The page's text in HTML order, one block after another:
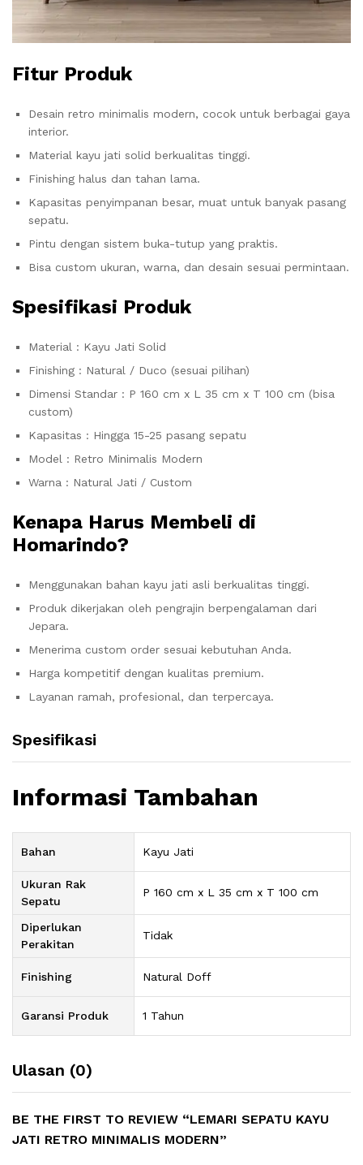
Fitur Produk
Desain retro minimalis modern, cocok untuk berbagai gaya
interior.
Material kayu jati solid berkualitas tinggi.
Finishing halus dan tahan lama.
Kapasitas penyimpanan besar, muat untuk banyak pasang
sepatu.
Pintu dengan sistem buka-tutup yang praktis.
Bisa custom ukuran, warna, dan desain sesuai permintaan.
Spesifikasi Produk
Material : Kayu Jati Solid
Finishing : Natural / Duco (sesuai pilihan)
Dimensi Standar : P 160 cm x L 35 cm x T 100 cm (bisa
custom)
Kapasitas : Hingga 15-25 pasang sepatu
Model : Retro Minimalis Modern
Warna : Natural Jati / Custom
Kenapa Harus Membeli di
Homarindo?
Menggunakan bahan kayu jati asli berkualitas tinggi.
Produk dikerjakan oleh pengrajin berpengalaman dari
Jepara.
Menerima custom order sesuai kebutuhan Anda.
Harga kompetitif dengan kualitas premium.
Layanan ramah, profesional, dan terpercaya.
Spesifikasi
Informasi Tambahan
Bahan Kayu Jati
Ukuran Rak
Sepatu
P 160 cm x L 35 cm x T 100 cm
Diperlukan
Perakitan
Tidak
Finishing Natural Doff
Garansi Produk 1 Tahun
Ulasan (0)
BE THE FIRST TO REVIEW “LEMARI SEPATU KAYU
JATI RETRO MINIMALIS MODERN”